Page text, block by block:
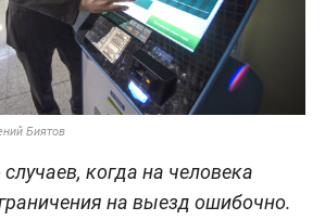
Биятов
когда на человека
на выезд ошибочно.